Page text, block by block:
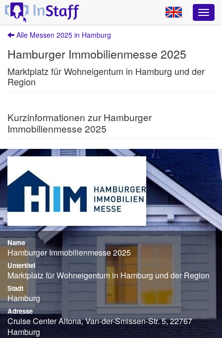
Alle Messen 2025 in Hamburg
Hamburger Immobilienmesse 2025
Marktplatz für Wohneigentum in Hamburg und der
Region
Kurzinformationen zur Hamburger
Immobilienmesse 2025
Name
Hamburger Immobilienmesse 2025
Untertitel
Marktplatz für Wohneigentum in Hamburg und der Region
Stadt
Hamburg
Adresse
Cruise Center Altona, Van-der-Smissen-Str. 5, 22767
Hamburg